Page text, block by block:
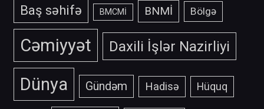
Baş səhifə BMCMİ BNMİ Bölgə
Cəmiyyət Daxili İşlər Nazirliyi
Dünya Gündəm Hadisə Hüquq